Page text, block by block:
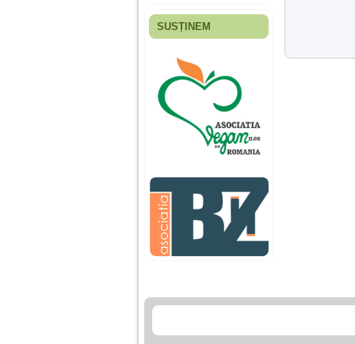
Fiica mea s-a nascut
ani, privind in urma
realizez cat de multe
greseli am facut in
educatia si cresterea
ei, am fost o mama
egoista, preocupata
de implinirea
profesionala, cand ea
era mica am neglijat-
agresiva, orice
greseala era taxata cu
o palma sau pedepse.
De 4 ani am o relatie
serioasa cu un barbat
sa se manifeste o
SUSȚINEM